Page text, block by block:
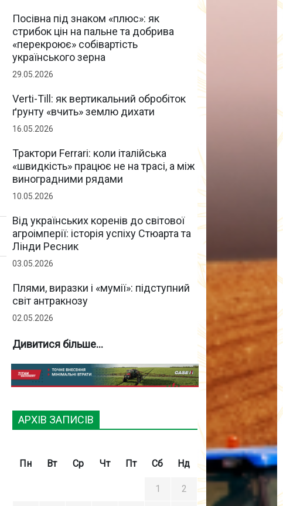
Посівна під знаком «плюс»: як
стрибок цін на пальне та добрива
«перекроює» собівартість
українського зерна
29.05.2026
Verti-Till: як вертикальний обробіток
ґрунту «вчить» землю дихати
16.05.2026
Трактори Ferrari: коли італійська
«швидкість» працює не на трасі, а між
виноградними рядами
10.05.2026
Від українських коренів до світової
агроімперії: історія успіху Стюарта та
Лінди Ресник
03.05.2026
Плями, виразки і «мумії»: підступний
світ антракнозу
02.05.2026
Дивитися більше...
АРХІВ ЗАПИСІВ
Пн Вт Ср Чт Пт Сб Нд
1 2